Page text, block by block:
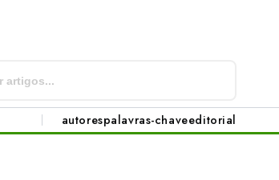
autorespalavras-chaveeditorial